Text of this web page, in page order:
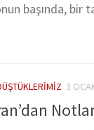
başında, bir
3